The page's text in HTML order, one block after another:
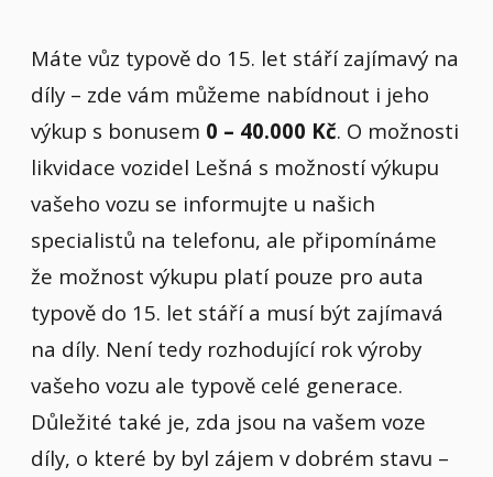
Máte vůz typově do 15. let stáří zajímavý na
díly – zde vám můžeme nabídnout i jeho
výkup s bonusem 0 – 40.000 Kč. O možnosti
likvidace vozidel Lešná s možností výkupu
vašeho vozu se informujte u našich
specialistů na telefonu, ale připomínáme
že možnost výkupu platí pouze pro auta
typově do 15. let stáří a musí být zajímavá
na díly. Není tedy rozhodující rok výroby
vašeho vozu ale typově celé generace.
Důležité také je, zda jsou na vašem voze
díly, o které by byl zájem v dobrém stavu –